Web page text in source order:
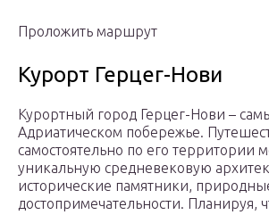
Проложить маршрут
Курорт Герцег-Нови
Курортный город Герцег-Нови –
Адриатическом побережье.
самостоятельно по его территории
уникальную средневековую
исторические памятники,
достопримечательности. Планируя,